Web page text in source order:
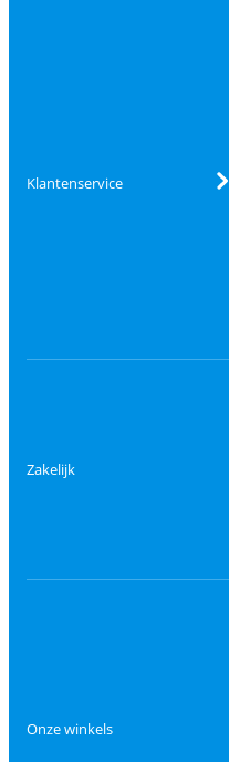
Klantenservice
Zakelijk
Onze winkels